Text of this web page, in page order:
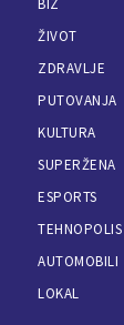
ŽIVOT
ZDRAVLJE
PUTOVANJA
KULTURA
SUPERŽENA
ESPORTS
TEHNOPOLIS
AUTOMOBILI
LOKAL